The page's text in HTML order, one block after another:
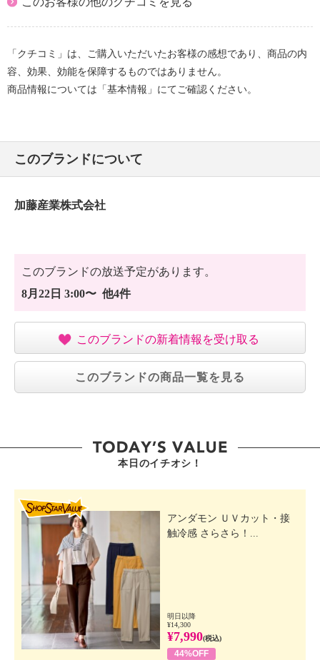
「クチコミ」は、ご購入いただいたお客様の感想であり、商品の内
容、効果、効能を保障するものではありません。
商品情報については「基本情報」にてご確認ください。
このブランドについて
加藤産業株式会社
このブランドの放送予定があります。
8月22日 3:00〜 他4件
このブランドの新着情報を受け取る
このブランドの商品一覧を見る
本日のイチオシ！
アンダモン ＵＶカット・接
触冷感 さらさら！...
明日以降
¥14,300
¥7,990(税込)
44%OFF